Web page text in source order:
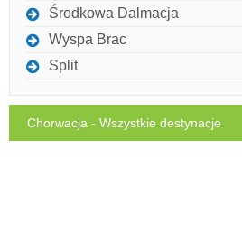
Środkowa Dalmacja
Wyspa Brac
Split
Chorwacja - Wszystkie destynacje